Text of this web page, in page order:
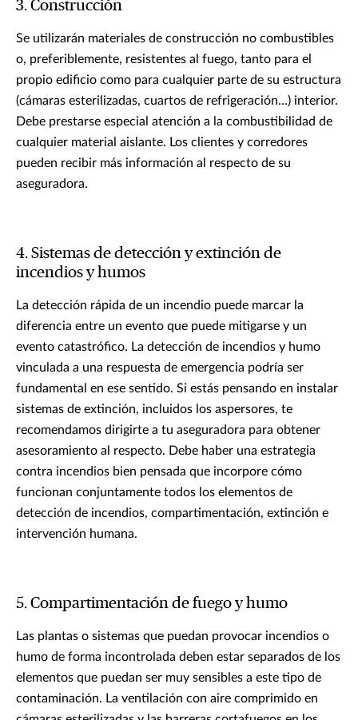
3. Construcción
Se utilizarán materiales de construcción no combustibles
o, preferiblemente, resistentes al fuego, tanto para el
propio edificio como para cualquier parte de su estructura
(cámaras esterilizadas, cuartos de refrigeración…) interior.
Debe prestarse especial atención a la combustibilidad de
cualquier material aislante. Los clientes y corredores
pueden recibir más información al respecto de su
aseguradora.
4. Sistemas de detección y extinción de
incendios y humos
La detección rápida de un incendio puede marcar la
diferencia entre un evento que puede mitigarse y un
evento catastrófico. La detección de incendios y humo
vinculada a una respuesta de emergencia podría ser
fundamental en ese sentido. Si estás pensando en instalar
sistemas de extinción, incluidos los aspersores, te
recomendamos dirigirte a tu aseguradora para obtener
asesoramiento al respecto. Debe haber una estrategia
contra incendios bien pensada que incorpore cómo
funcionan conjuntamente todos los elementos de
detección de incendios, compartimentación, extinción e
intervención humana.
5. Compartimentación de fuego y humo
Las plantas o sistemas que puedan provocar incendios o
humo de forma incontrolada deben estar separados de los
elementos que puedan ser muy sensibles a este tipo de
contaminación. La ventilación con aire comprimido en